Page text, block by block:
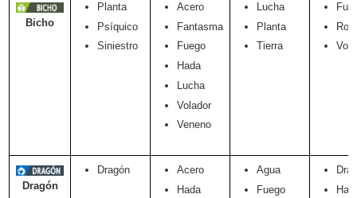
Bicho
Planta
Psíquico
Siniestro
Acero
Fantasma
Fuego
Hada
Lucha
Volador
Veneno
Lucha
Planta
Tierra
Dragón
Dragón
Acero
Hada
Agua
Fuego